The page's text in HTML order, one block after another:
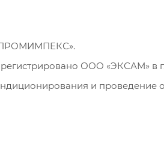
ООО «ЭКСАМ» в
и проведение